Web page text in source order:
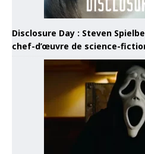
Disclosure Day : Steven
chef-d’œuvre de science-